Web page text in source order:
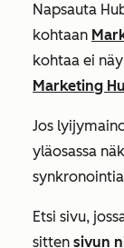
Napsauta
kohtaan
kohtaa ei
Marketing
Jos
yläosassa
Etsi sivu,
sitten sivun